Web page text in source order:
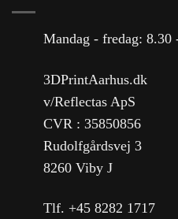
Mandag - fredag: 8.30
3DPrintAarhus.dk
v/Reflectas ApS
CVR : 35850856
Rudolfgårdsvej 3
8260 Viby J
Tlf. +45 8282 1717